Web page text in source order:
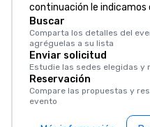
continuación le indicamos
Buscar
Comparta los detalles del
agréguelas a su lista
Enviar solicitud
Estudie las sedes elegidas y
Reservación
Compare las propuestas y
evento